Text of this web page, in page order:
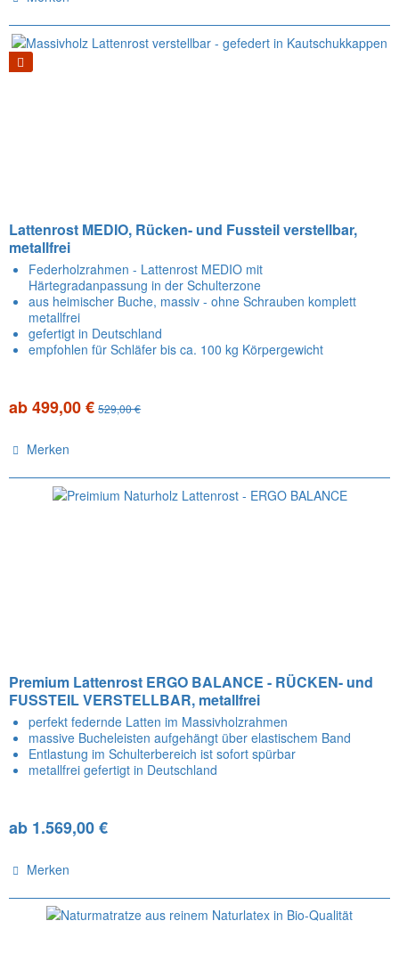
Lattenrost MEDIO, Rücken- und Fussteil verstellbar,
metallfrei
Federholzrahmen - Lattenrost MEDIO mit
Härtegradanpassung in der Schulterzone
aus heimischer Buche, massiv - ohne Schrauben komplett
metallfrei
gefertigt in Deutschland
empfohlen für Schläfer bis ca. 100 kg Körpergewicht
ab 499,00 € 529,00 €
Merken
Premium Lattenrost ERGO BALANCE - RÜCKEN- und
FUSSTEIL VERSTELLBAR, metallfrei
perfekt federnde Latten im Massivholzrahmen
massive Bucheleisten aufgehängt über elastischem Band
Entlastung im Schulterbereich ist sofort spürbar
metallfrei gefertigt in Deutschland
ab 1.569,00 €
Merken